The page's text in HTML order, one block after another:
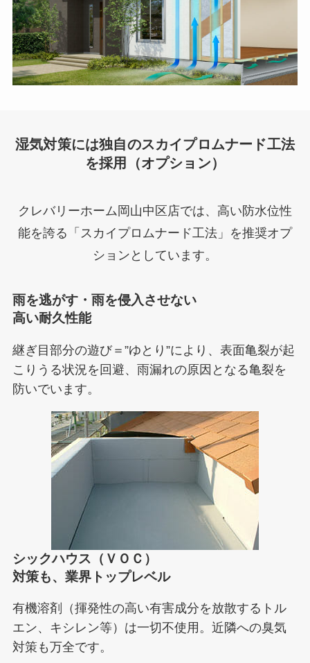
湿気対策には独自のスカイプロムナード工法
を採用（オプション）
クレバリーホーム岡山中区店では、高い防水位性
能を誇る「スカイプロムナード工法」を推奨オプ
ションとしています。
雨を逃がす・雨を侵入させない
高い耐久性能
継ぎ目部分の遊び＝”ゆとり”により、表面亀裂が起
こりうる状況を回避、雨漏れの原因となる亀裂を
防いでいます。
シックハウス（ＶＯＣ）
対策も、業界トップレベル
有機溶剤（揮発性の高い有害成分を放散するトル
エン、キシレン等）は一切不使用。近隣への臭気
対策も万全です。